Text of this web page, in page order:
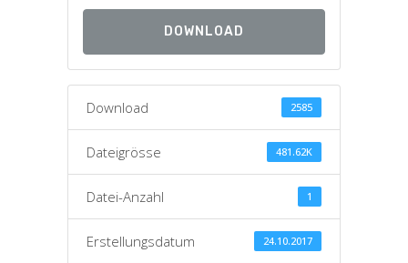
DOWNLOAD
Download 2585
Dateigrösse 481.62K
Datei-Anzahl 1
Erstellungsdatum 24.10.2017